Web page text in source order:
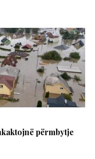
përmbytje